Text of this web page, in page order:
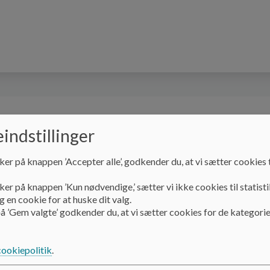
Bevægelses DUS
DGI certificeret Bevægelses DUS
DGI certificeret
Filstedvejens DUS er DGI certificeret Bevægelses DUS.
på knappen ’Accepter alle’, godkender du, at vi sætter
på knappen ’Kun nødvendige,’ sætter vi ikke cookies til
en cookie for at huske dit valg.
’Gem valgte’ godkender du, at vi sætter cookies for de
.